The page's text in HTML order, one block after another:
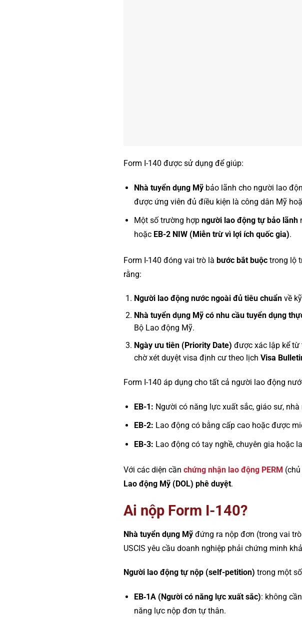
Form I-140 được sử dụng để giúp:
Nhà tuyển dụng Mỹbảo lãnh cho người lao
được ứng viên đủ điều kiện là công dân Mỹ
Một số trường hợp người lao động tự bảo lãnh
hoặc EB-2 NIW (Miễn trừ vì lợi ích quốc gia).
Form I-140 đóng vai trò là bước bắt buộc trong lộ
rằng:
Người lao động nước ngoài đủ tiêu chuẩnvề
Nhà tuyển dụng Mỹ có nhu cầu tuyển dụng
Bộ Lao động Mỹ.
Ngày ưu tiên (Priority Date) được xác lập kể từ
chờ xét duyệt visa định cư theo lịch Visa
Form I-140 áp dụng cho tất cả người lao động
EB-1: Người có năng lực xuất sắc, giáo sư,
EB-2: Lao động có bằng cấp cao hoặc được
EB-3: Lao động có tay nghề, chuyên gia hoặc
Với các diện cần chứng nhận lao động PERM
Lao động Mỹ (DOL) phê duyệt.
Ai nộp Form I-140?
Nhà tuyển dụng Mỹ đứng ra nộp đơn (trong vai trò
USCIS yêu cầu doanh nghiệp phải chứng minh
Người lao động tự nộp (self-petition) trong một
EB‑1A (Người có năng lực xuất sắc): không
năng lực nộp đơn tự thân.